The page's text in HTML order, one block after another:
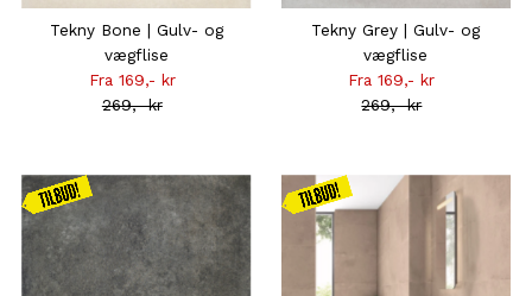
Tekny Bone | Gulv- og
vægflise
Tilbudsprisen
Fra 169,- kr
Normal
269,- kr
Tekny Grey | Gulv- og
vægflise
Tilbudsprisen
Fra 169,- kr
Normal
269,- kr
Kampagnen
frem til
31.08
Kampagnen
gælder
frem til